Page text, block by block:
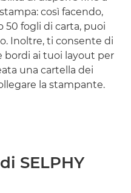
così facendo,
50 fogli di carta, puoi
Inoltre, ti consente di
bordi ai tuoi layout per
una cartella dei
la stampante.
SELPHY